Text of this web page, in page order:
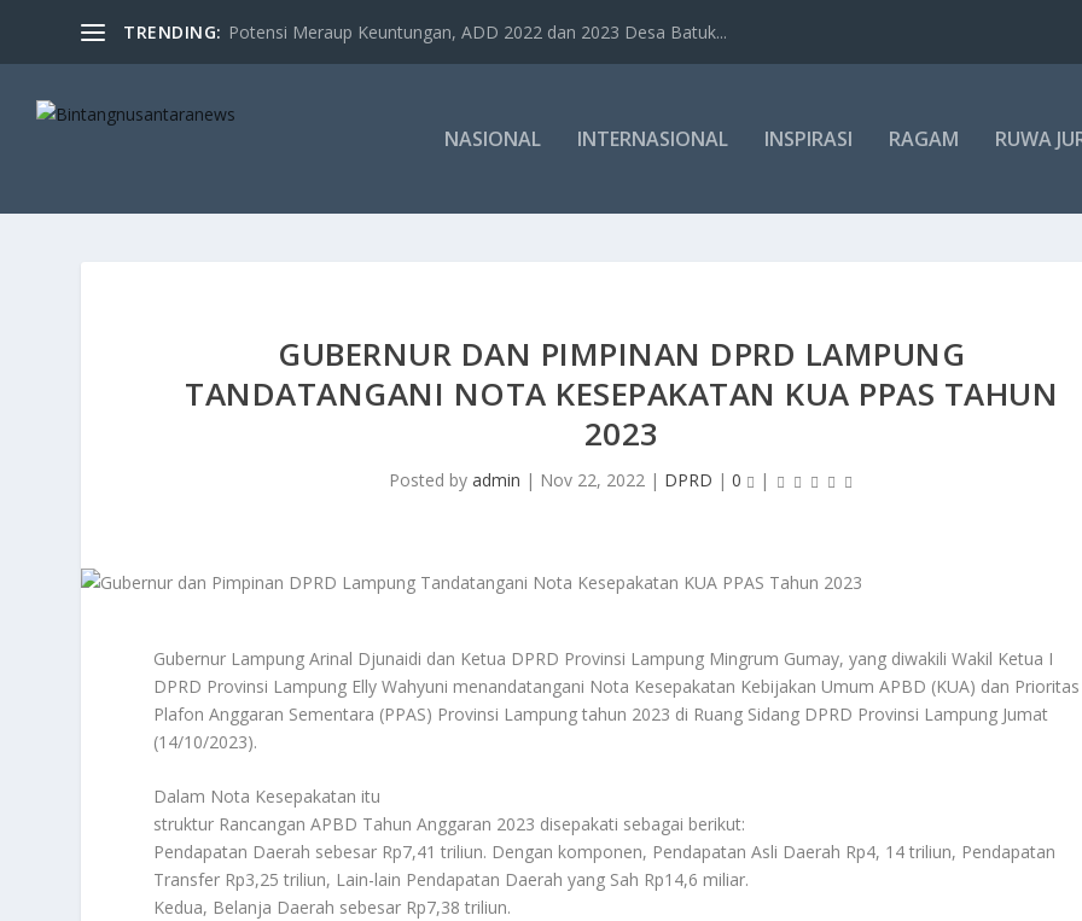
TRENDING: Potensi Meraup Keuntungan, ADD 2022 dan 2023 Desa Batuk...
NASIONAL INTERNASIONAL INSPIRASI RAGAM RUWA
GUBERNUR DAN PIMPINAN DPRD LAMPUNG
TANDATANGANI NOTA KESEPAKATAN KUA PPAS TAHUN
2023
Posted byadmin | Nov 22, 2022 | DPRD |0 |
Gubernur Lampung Arinal Djunaidi dan Ketua DPRD Provinsi Lampung Mingrum Gumay, yang diwakili Wakil Ketua I
DPRD Provinsi Lampung Elly Wahyuni menandatangani Nota Kesepakatan Kebijakan Umum APBD (KUA) dan Prioritas
Plafon Anggaran Sementara (PPAS) Provinsi Lampung tahun 2023 di Ruang Sidang DPRD Provinsi Lampung Jumat
(14/10/2023).
Dalam Nota Kesepakatan itu
struktur Rancangan APBD Tahun Anggaran 2023 disepakati sebagai berikut:
Pendapatan Daerah sebesar Rp7,41 triliun. Dengan komponen, Pendapatan Asli Daerah Rp4, 14 triliun, Pendapatan
Transfer Rp3,25 triliun, Lain-lain Pendapatan Daerah yang Sah Rp14,6 miliar.
Kedua, Belanja Daerah sebesar Rp7,38 triliun.